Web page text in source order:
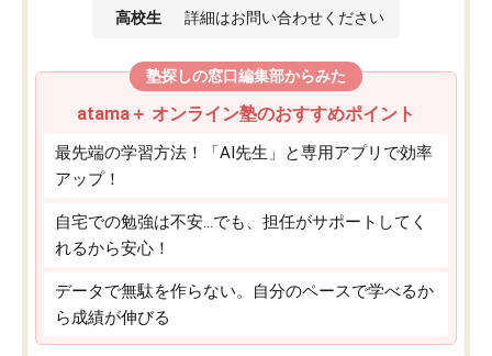
高校生 詳細はお問い合わせください
塾探しの窓口編集部からみた
atama＋ オンライン塾のおすすめポイント
最先端の学習方法！「AI先生」と専用アプリで効率
アップ！
自宅での勉強は不安…でも、担任がサポートしてく
れるから安心！
データで無駄を作らない。自分のペースで学べるか
ら成績が伸びる